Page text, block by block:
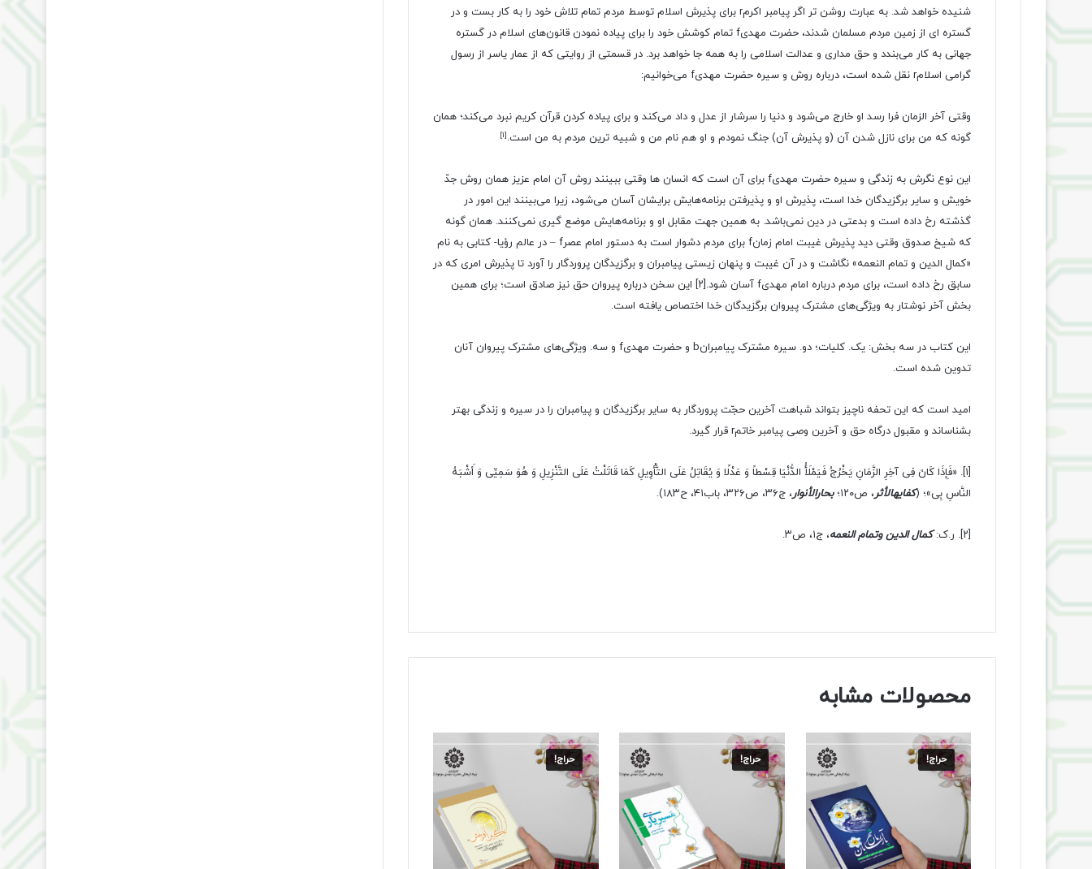
شنیده خواهد شد. به عبارت روشن تر اگر پیامبر اکرمr برای پذیرش اسلام توسط مردم تمام تلاش خود را به کار بست و در
گستره ای از زمین مردم مسلمان شدند، حضرت مهدیf تمام کوشش خود را برای پیاده نمودن قانون‌های اسلام در گستره
جهانی به کار می‌بندد و حق مداری و عدالت اسلامی را به همه جا خواهد برد. در قسمتی از روایتی که از عمار یاسر از رسول
گرامی اسلامr نقل شده است، درباره روش و سیره حضرت مهدیf می‌خوانیم:
وقتی آخر الزمان فرا رسد او خارج می‌شود و دنیا را سرشار از عدل و داد می‌کند و برای پیاده کردن قرآن کریم نبرد می‌کند؛ همان
گونه که من برای نازل شدن آن (و پذیرش آن) جنگ نمودم و او هم نام من و شبیه ترین مردم به من است.[۱]
این نوع نگرش به زندگی و سیره حضرت مهدیf برای آن است که انسان ها وقتی ببینند روش آن امام عزیز همان روش جدّ
خویش و سایر برگزیدگان خدا است، پذیرش او و پذیرفتن برنامه‌هایش برایشان آسان می‌شود، زیرا می‌بینند این امور در
گذشته رخ داده است و بدعتی در دین نمی‌باشد. به همین جهت مقابل او و برنامه‌هایش موضع گیری نمی‌کنند. همان گونه
که شیخ صدوق وقتی دید پذیرش غیبت امام زمانf برای مردم دشوار است به دستور امام عصرf – در عالم رؤیا- کتابی به نام
«کمال الدین و تمام النعمه» نگاشت و در آن غیبت و پنهان زیستی پیامبران و برگزیدگان پروردگار را آورد تا پذیرش امری که در
سابق رخ داده است، برای مردم درباره امام مهدیf آسان شود.
[۲]
این سخن درباره پیروان حق نیز صادق است؛ برای همین
بخش آخر نوشتار به ویژگی‌های مشترک پیروان برگزیدگان خدا اختصاص یافته است.
این کتاب در سه بخش: یک. کلیات؛ دو. سیره مشترک پیامبرانb و حضرت مهدیf و سه. ویژگی‌های مشترک پیروان آنان
تدوین شده است.
امید است که این تحفه ناچیز بتواند شباهت آخرین حجّت پروردگار به سایر برگزیدگان و پیامبران را در سیره و زندگی بهتر
بشناساند و مقبول درگاه حق و آخرین وصی پیامبر خاتمr قرار گیرد.
[۱] . «فَإِذَا کَانَ فِی آخِرِ الزَّمَانِ یَخْرُجُ فَیَمْلَأُ الدُّنْیَا قِسْطاً وَ عَدْلًا وَ یُقَاتِلُ عَلَى التَّأْوِیلِ کَمَا قَاتَلْتُ عَلَى التَّنْزِیلِ وَ هُوَ سَمِیِّی وَ أَشْبَهُ
النَّاسِ بِی»؛ (کفایهالأثر، ص۱۲۰؛ بحارالأنوار، ج۳۶، ص۳۲۶، باب۴۱، ح۱۸۳).
[۲] . ر.ک:کمال الدین وتمام النعمه، ج۱، ص۳.
محصولات مشابه
حراج! حراج! حراج!